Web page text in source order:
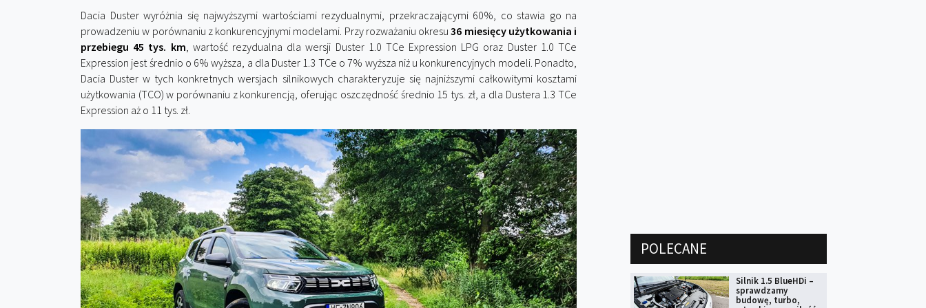
Dacia Duster wyróżnia się najwyższymi wartościami rezydualnymi, przekraczającymi 60%, co stawia go na
prowadzeniu w porównaniu z konkurencyjnymi modelami. Przy rozważaniu okresu36 miesięcy użytkowania i
przebiegu 45 tys. km, wartość rezydualna dla wersji Duster 1.0 TCe Expression LPG oraz Duster 1.0 TCe
Expression jest średnio o 6% wyższa, a dla Duster 1.3 TCe o 7% wyższa niż u konkurencyjnych modeli. Ponadto,
Dacia Duster w tych konkretnych wersjach silnikowych charakteryzuje się najniższymi całkowitymi kosztami
użytkowania (TCO) w porównaniu z konkurencją, oferując oszczędność średnio 15 tys. zł, a dla Dustera 1.3 TCe
Expression aż o 11 tys. zł.
POLECANE
Silnik 1.5 BlueHDi –
sprawdzamy
budowę, turbo,